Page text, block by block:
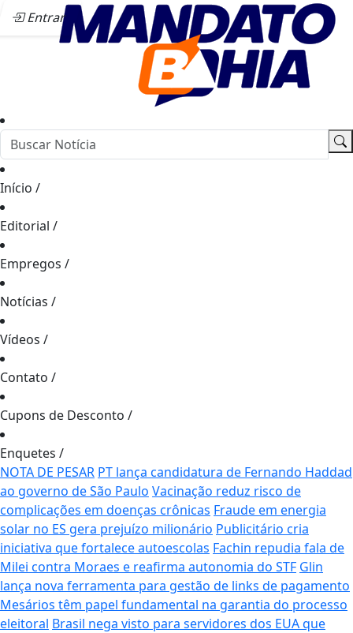
Entrar
Início /
Editorial /
Empregos /
Notícias /
Vídeos /
Contato /
Cupons de Desconto /
Enquetes /
NOTA DE PESAR PT lança candidatura de Fernando Haddad
ao governo de São Paulo Vacinação reduz risco de
complicações em doenças crônicas Fraude em energia
solar no ES gera prejuízo milionário Publicitário cria
iniciativa que fortalece autoescolas Fachin repudia fala de
Milei contra Moraes e reafirma autonomia do STF Glin
lança nova ferramenta para gestão de links de pagamento
Mesários têm papel fundamental na garantia do processo
eleitoral Brasil nega visto para servidores dos EUA que